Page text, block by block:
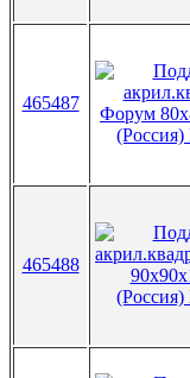
465487
465488